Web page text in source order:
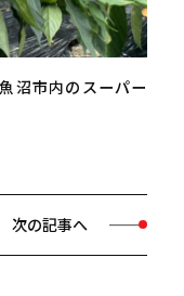
沼市内のスーパー
次の記事へ